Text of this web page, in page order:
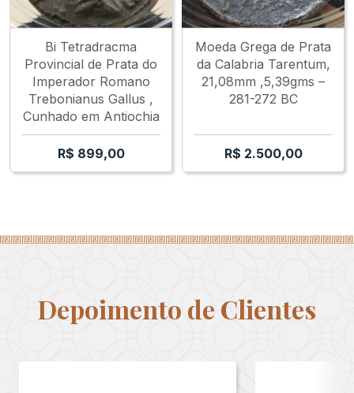
Bi Tetradracma
Provincial de Prata do
Imperador Romano
Trebonianus Gallus ,
Cunhado em Antiochia
R$ 899,00
Moeda Grega de Prata
da Calabria Tarentum,
21,08mm ,5,39gms –
281-272 BC
R$ 2.500,00
Depoimento de Clientes